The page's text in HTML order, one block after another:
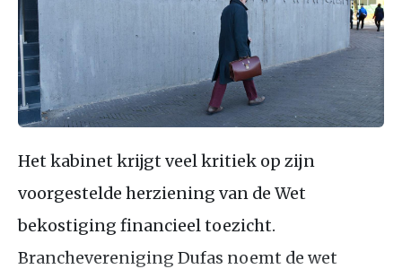
Het kabinet krijgt veel kritiek op zijn
voorgestelde herziening van de Wet
bekostiging financieel toezicht.
Branchevereniging Dufas noemt de wet